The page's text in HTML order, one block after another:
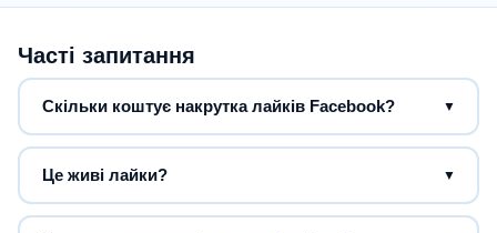
Часті запитання
Скільки коштує накрутка лайків Facebook? ▼
Це живі лайки? ▼